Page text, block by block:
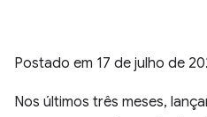
Postado em 17 de julho de
Nos últimos três meses,